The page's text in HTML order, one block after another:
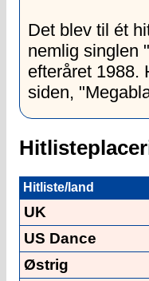
Det blev til ét
nemlig singlen
efteråret 1988.
siden,
Hitliste/land
UK
US Dance
Østrig